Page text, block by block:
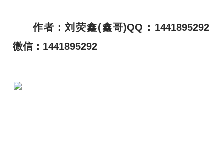
作者：刘荧鑫(鑫哥)QQ：1441895292
微信：1441895292